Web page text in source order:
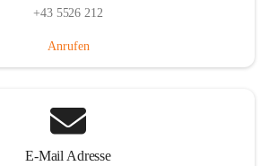
+43 5526 212
Anrufen
E-Mail Adresse